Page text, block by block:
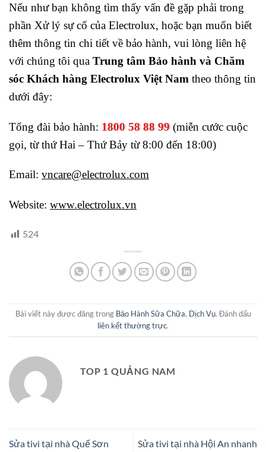
Nếu như bạn không tìm thấy vấn đề gặp phải trong
phần Xử lý sự cố của Electrolux, hoặc bạn muốn biết
thêm thông tin chi tiết về bảo hành, vui lòng liên hệ
với chúng tôi qua Trung tâm Bảo hành và Chăm
sóc Khách hàng Electrolux Việt Nam theo thông tin
dưới đây:
Tổng đài bảo hành: 1800 58 88 99 (miễn cước cuộc
gọi, từ thứ Hai – Thứ Bảy từ 8:00 đến 18:00)
Email: vncare@electrolux.com
Website: www.electrolux.vn
524
Bài viết này được đăng trong Bảo Hành Sữa Chữa, Dịch Vụ. Đánh dấu
liên kết thường trực.
TOP 1 QUẢNG NAM
Sửa tivi tại nhà Quế Sơn
Sửa tivi tại nhà Hội An nhanh